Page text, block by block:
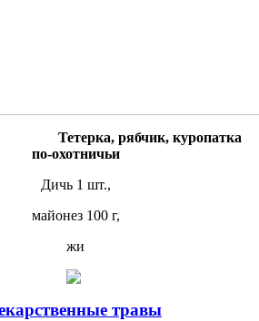
рябчик, куропатка
по-охотничьи
Дичь 1 шт.,
майонез 100 г,
жи
травы